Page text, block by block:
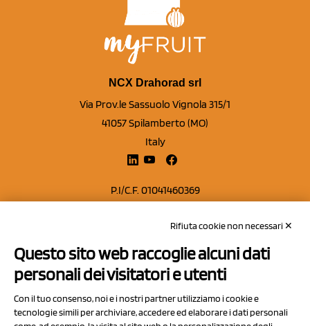
NCX Drahorad srl
Via Prov.le Sassuolo Vignola 315/1
41057 Spilamberto (MO)
Italy
P.I/C.F. 01041460369
Capitale sociale Euro 50.000,00 i.v.
Contatti
Privacy Policy
Rifiuta cookie non necessari ✕
Questo sito web raccoglie alcuni dati
personali dei visitatori e utenti
Con il tuo consenso, noi e i nostri partner utilizziamo i cookie e
tecnologie simili per archiviare, accedere ed elaborare i dati personali